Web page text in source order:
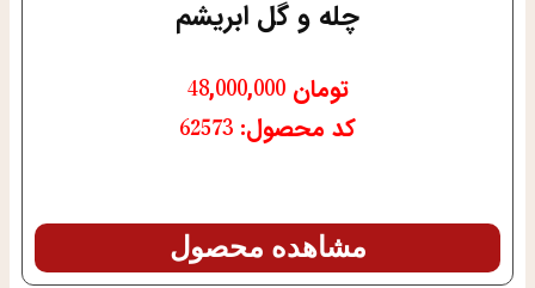
چله و گل ابریشم
تومان 48,000,000
کد محصول: 62573
مشاهده محصول